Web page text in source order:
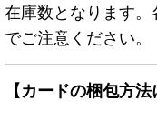
在庫数となります
でご注意ください。
【カードの梱包方法